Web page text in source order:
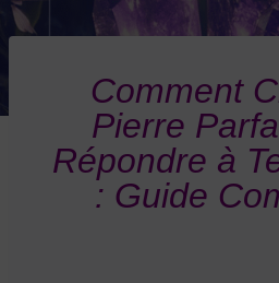
Comment
Pierre
Répondre à
: Guide